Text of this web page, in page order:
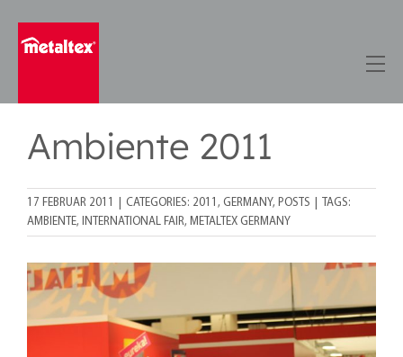
Ambiente 2011
17 FEBRUAR 2011 CATEGORIES: 2011 , GERMANY, POSTS
TAGS:
AMBIENTE, INTERNATIONAL FAIR, METALTEX GERMANY